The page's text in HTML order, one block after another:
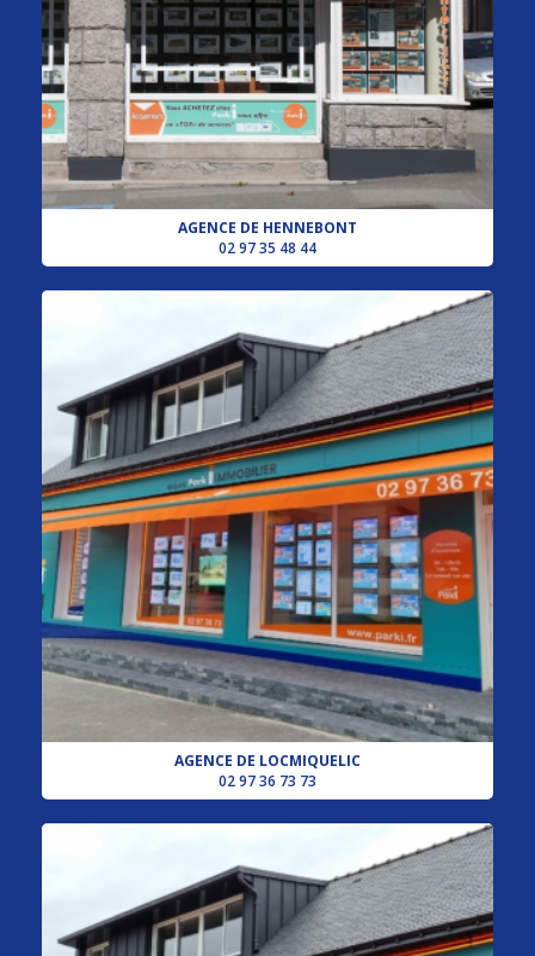
AGENCE DE HENNEBONT
02 97 35 48 44
AGENCE DE LOCMIQUELIC
02 97 36 73 73